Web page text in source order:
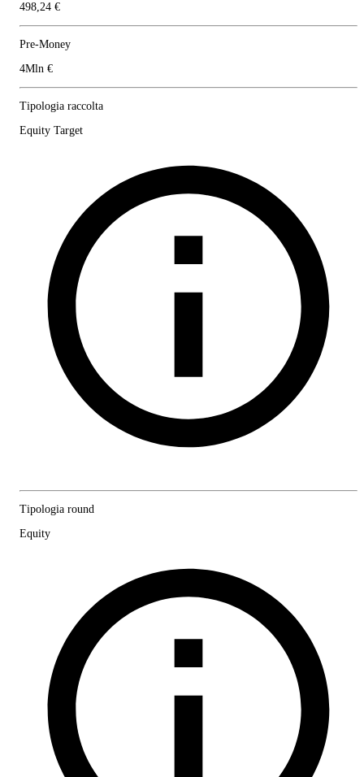
498,24 €
Pre-Money
4Mln €
Tipologia raccolta
Equity Target
Tipologia round
Equity